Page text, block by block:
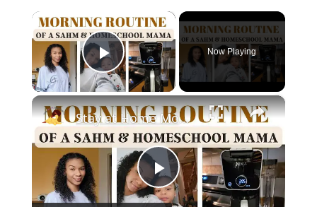
×
Play Video
Now Playing
×
Play
Stay at Home Mom Morning Routine/Homeschool Mom Morning Routine